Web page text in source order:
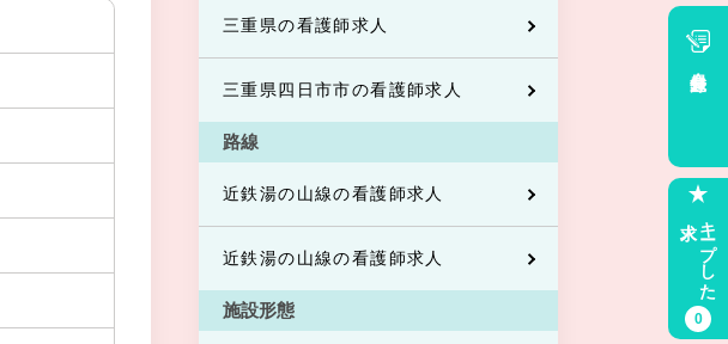
三重県の看護師求人
三重県四日市市の看護師求人
路線
近鉄湯の山線の看護師求人
近鉄湯の山線の看護師求人
施設形態
キープした
0